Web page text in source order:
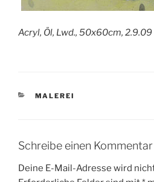
Acryl, Öl, Lwd., 50x60cm, 2.9.09
KATEGORIEN
MALEREI
Schreibe einen Kommentar
Deine E-Mail-Adresse wird